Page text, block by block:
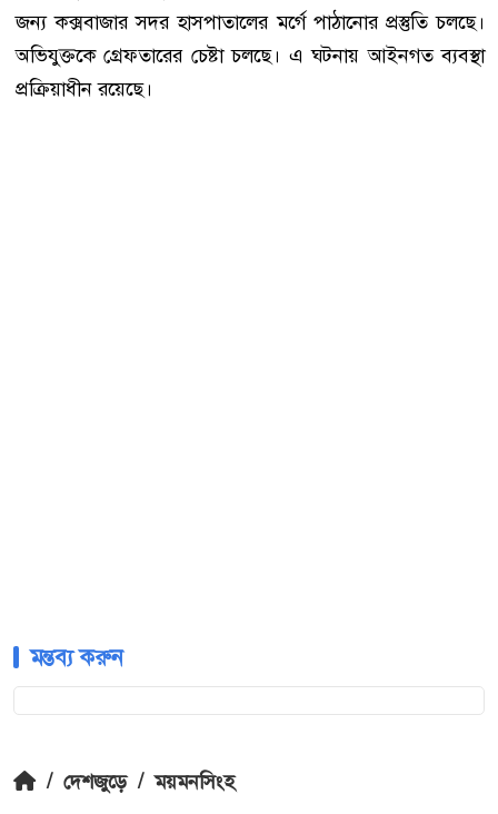
জন্য কক্সবাজার সদর হাসপাতালের মর্গে পাঠানোর প্রস্তুতি চলছে।
অভিযুক্তকে গ্রেফতারের চেষ্টা চলছে। এ ঘটনায় আইনগত ব্যবস্থা
প্রক্রিয়াধীন রয়েছে।
মন্তব্য করুন
/ দেশজুড়ে / ময়মনসিংহ